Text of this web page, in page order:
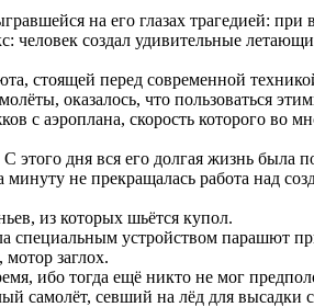
на его глазах трагедией:
создал удивительные
стоящей перед современной
оказалось, что пользоваться
аэроплана, скорость которого во
дня вся его долгая жизнь
не прекращалась работа над
из которых шьётся купол.
устройством парашют
заглох.
тогда ещё никто не мог
самолёт, севший на лёд для